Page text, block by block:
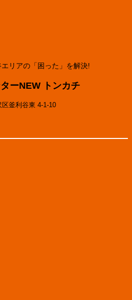
リアの「困った」を解決!
ーNEW トンカチ
釜利谷東 4-1-10